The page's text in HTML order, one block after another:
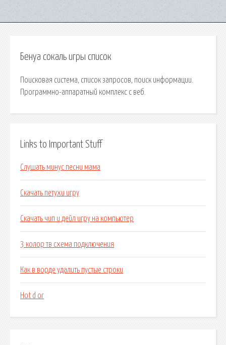
Бенуа сокаль игры список
Поисковая сиcтема, список запросов, поиск информации.
Программно-аппаратный комплекс с веб.
Links to Important Stuff
Слушать минус песни мама
Скачать петухи игру
Скачать чип и дейл игру на компьютер
3 колор тв схема подключения
Как в ворде удалить пустые строки
Hot d or